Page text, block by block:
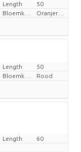
Length
50
Length
50
Rood
Length
60